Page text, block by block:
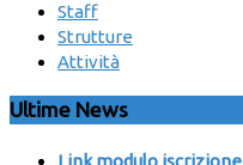
Staff
Strutture
Attività
Ultime News
Link modulo